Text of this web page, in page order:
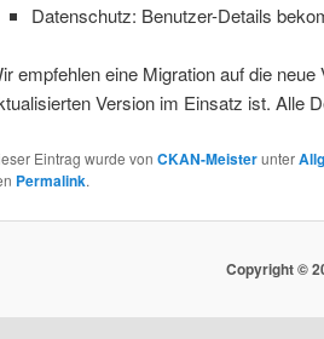
Datenschutz: Benutzer-Details
empfehlen eine Migration auf die neue
Version im Einsatz ist. Alle
Eintrag wurde von CKAN-Meisterunter
Permalink.
Copyright ©